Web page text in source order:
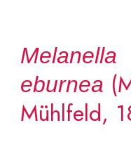
Melanella
eburnea
Mühlfeld,